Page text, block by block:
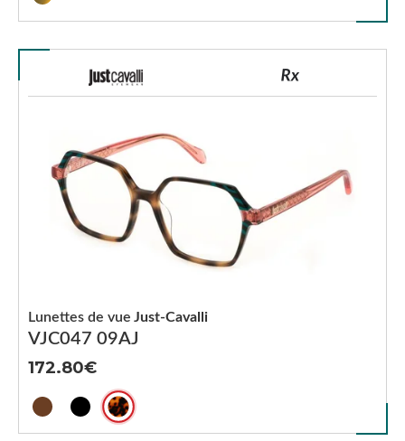
VJC047 09AJ
Lunettes de vue Just-Cavalli
172.80